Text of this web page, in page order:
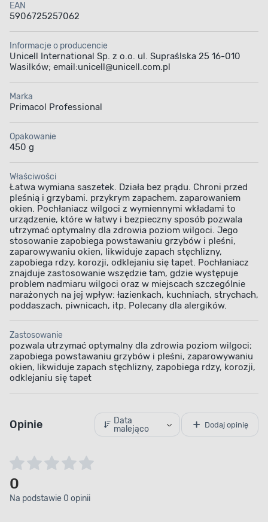
EAN
5906725257062
Informacje o producencie
Unicell International Sp. z o.o. ul. Supraślska 25 16-010
Wasilków; email:unicell@unicell.com.pl
Marka
Primacol Professional
Opakowanie
450 g
Właściwości
Łatwa wymiana saszetek. Działa bez prądu. Chroni przed
pleśnią i grzybami. przykrym zapachem. zaparowaniem
okien. Pochłaniacz wilgoci z wymiennymi wkładami to
urządzenie, które w łatwy i bezpieczny sposób pozwala
utrzymać optymalny dla zdrowia poziom wilgoci. Jego
stosowanie zapobiega powstawaniu grzybów i pleśni,
zaparowywaniu okien, likwiduje zapach stęchlizny,
zapobiega rdzy, korozji, odklejaniu się tapet. Pochłaniacz
znajduje zastosowanie wszędzie tam, gdzie występuje
problem nadmiaru wilgoci oraz w miejscach szczególnie
narażonych na jej wpływ: łazienkach, kuchniach, strychach,
poddaszach, piwnicach, itp. Polecany dla alergików.
Zastosowanie
pozwala utrzymać optymalny dla zdrowia poziom wilgoci;
zapobiega powstawaniu grzybów i pleśni, zaparowywaniu
okien, likwiduje zapach stęchlizny, zapobiega rdzy, korozji,
odklejaniu się tapet
Opinie
Data
malejąco
Dodaj opinię
0
Na podstawie 0 opinii